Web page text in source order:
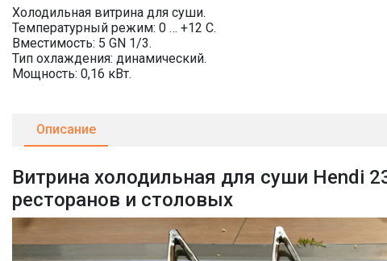
Холодильная витрина для суши.
Температурный режим: 0 … +12 С.
Вместимость: 5 GN 1/3.
Тип охлаждения: динамический.
Мощность: 0,16 кВт.
Описание
Витрина холодильная для суши Hendi
ресторанов и столовых